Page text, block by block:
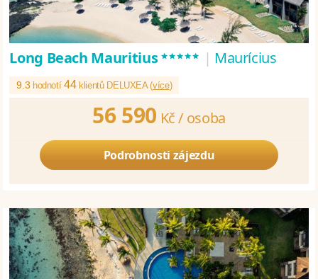
Long Beach Mauritius***** | Maurícius
9.3 hodnotí44klientů DELUXEA (více)
56 590 Kč / osoba
Podrobnosti zájezdu